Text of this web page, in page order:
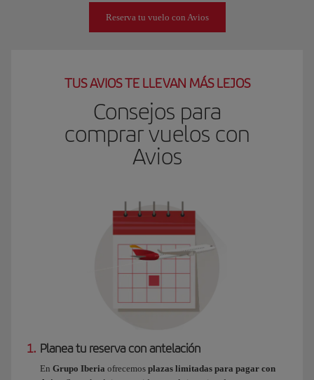
Reserva tu vuelo con Avios
TUS AVIOS TE LLEVAN MÁS LEJOS
Consejos para
comprar vuelos con
Avios
1. Planea tu reserva con antelación
En Grupo Iberia ofrecemos plazas limitadas para pagar con